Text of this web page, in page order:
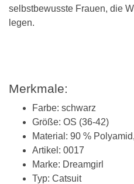
selbstbewusste Frauen, die
legen.
Merkmale:
Farbe: schwarz
Größe: OS (36-42)
Material: 90 %
Artikel: 0017
Marke: Dreamgirl
Typ: Catsuit